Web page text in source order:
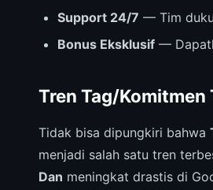
Support 24/7 — Tim
Bonus Eksklusif —
Tren Tag/Komitmen
Tidak bisa dipungkiri bahwa
menjadi salah satu tren
Dan meningkat drastis di